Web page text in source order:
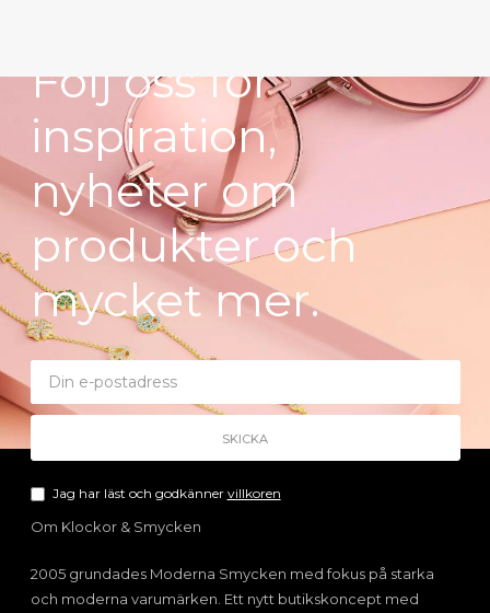
Nov 16 Okt 27
Följ oss för
inspiration,
nyheter om
produkter och
mycket mer.
Jag har läst och godkänner villkoren
Om Klockor & Smycken
2005 grundades Moderna Smycken med fokus på starka
och moderna varumärken. Ett nytt butikskoncept med